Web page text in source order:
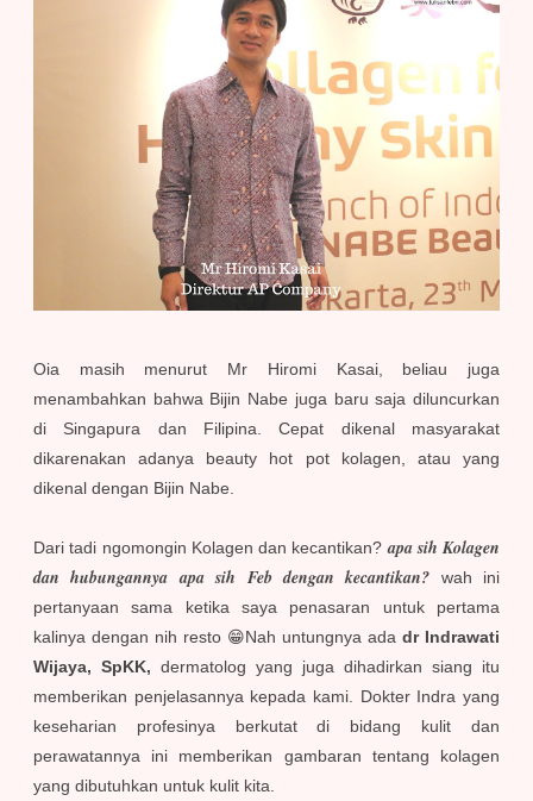
Oia masih menurut Mr Hiromi Kasai, beliau juga
menambahkan bahwa Bijin Nabe juga baru saja diluncurkan
di Singapura dan Filipina. Cepat dikenal masyarakat
dikarenakan adanya beauty hot pot kolagen, atau yang
dikenal dengan Bijin Nabe.
Dari tadi ngomongin Kolagen dan kecantikan? apa sih Kolagen
dan hubungannya apa sih Feb dengan kecantikan? wah ini
pertanyaan sama ketika saya penasaran untuk pertama
kalinya dengan nih resto 😁Nah untungnya adadr Indrawati
Wijaya, SpKK, dermatolog yang juga dihadirkan siang itu
memberikan penjelasannya kepada kami. Dokter Indra yang
keseharian profesinya berkutat di bidang kulit dan
perawatannya ini memberikan gambaran tentang kolagen
yang dibutuhkan untuk kulit kita.